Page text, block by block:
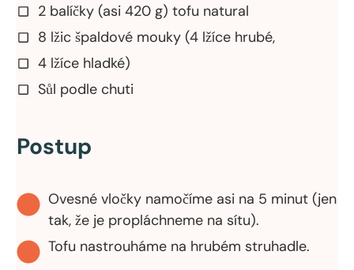
2 balíčky (asi 420 g) tofu natural
8 lžic špaldové mouky (4 lžíce hrubé,
4 lžíce hladké)
Sůl podle chuti
Postup
Ovesné vločky namočíme asi na 5 minut (jen
tak, že je propláchneme na sítu).
Tofu nastrouháme na hrubém struhadle.